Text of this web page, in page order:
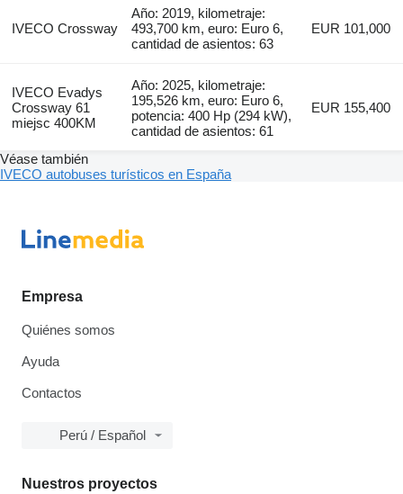
IVECO Crossway
Año: 2019, kilometraje:
493,700 km, euro: Euro 6,
cantidad de asientos: 63
EUR 101,000
IVECO Evadys
Crossway 61
miejsc 400KM
Año: 2025, kilometraje:
195,526 km, euro: Euro 6,
potencia: 400 Hp (294 kW),
cantidad de asientos: 61
EUR 155,400
Véase también
IVECO autobuses turísticos en España
Empresa
Quiénes somos
Ayuda
Contactos
Perú / Español
Nuestros proyectos